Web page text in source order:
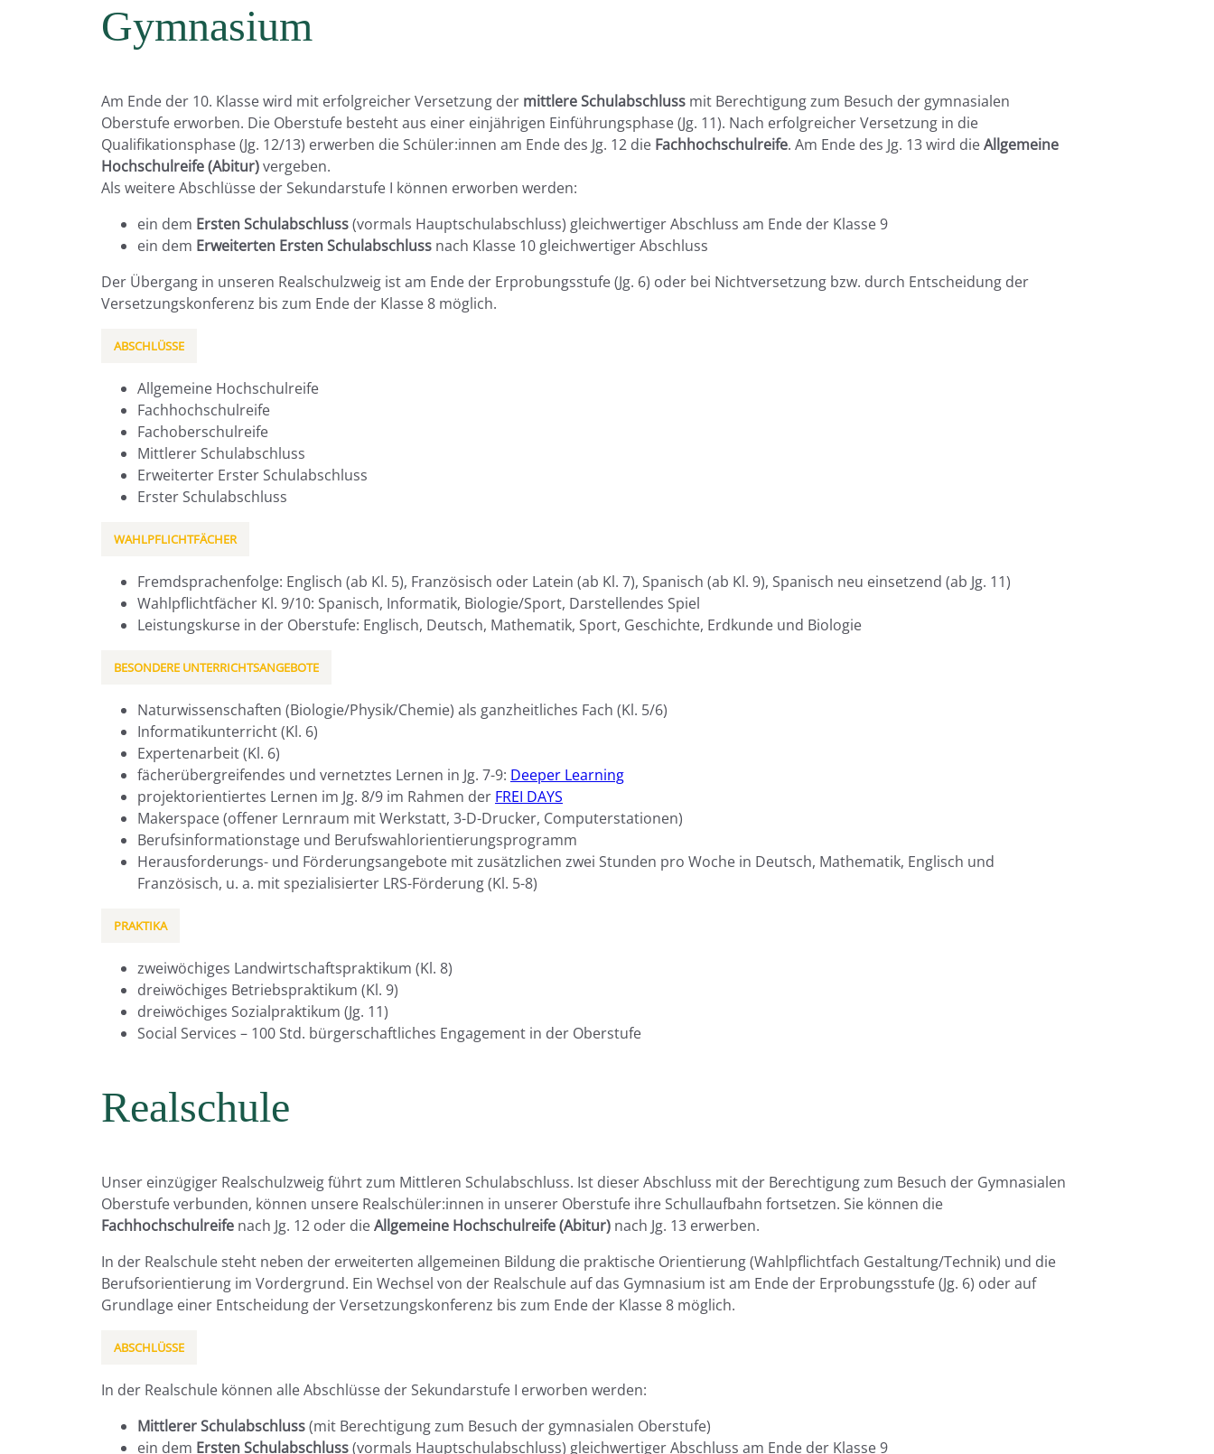
Gymnasium
Am Ende der 10. Klasse wird mit erfolgreicher Versetzung der mittlere Schulabschluss mit Berechtigung zum Besuch der gymnasialen
Oberstufe erworben. Die Oberstufe besteht aus einer einjährigen Einführungsphase (Jg. 11). Nach erfolgreicher Versetzung in die
Qualifikationsphase (Jg. 12/13) erwerben die Schüler:innen am Ende des Jg. 12 die Fachhochschulreife. Am Ende des Jg. 13 wird dieAllgemeine
Hochschulreife (Abitur)vergeben.
Als weitere Abschlüsse der Sekundarstufe I können erworben werden:
ein dem Ersten Schulabschluss(vormals Hauptschulabschluss) gleichwertiger Abschluss am Ende der Klasse 9
ein dem Erweiterten Ersten Schulabschluss nach Klasse 10 gleichwertiger Abschluss
Der Übergang in unseren Realschulzweig ist am Ende der Erprobungsstufe (Jg. 6) oder bei Nichtversetzung bzw. durch Entscheidung der
Versetzungskonferenz bis zum Ende der Klasse 8 möglich.
ABSCHLÜSSE
Allgemeine Hochschulreife
Fachhochschulreife
Fachoberschulreife
Mittlerer Schulabschluss
Erweiterter Erster Schulabschluss
Erster Schulabschluss
WAHLPFLICHTFÄCHER
Fremdsprachenfolge: Englisch (ab Kl. 5), Französisch oder Latein (ab Kl. 7), Spanisch (ab Kl. 9), Spanisch neu einsetzend (ab Jg. 11)
Wahlpflichtfächer Kl. 9/10: Spanisch, Informatik, Biologie/Sport, Darstellendes Spiel
Leistungskurse in der Oberstufe: Englisch, Deutsch, Mathematik, Sport, Geschichte, Erdkunde und Biologie
BESONDERE UNTERRICHTSANGEBOTE
Naturwissenschaften (Biologie/Physik/Chemie) als ganzheitliches Fach (Kl. 5/6)
Informatikunterricht (Kl. 6)
Expertenarbeit (Kl. 6)
fächerübergreifendes und vernetztes Lernen in Jg. 7-9: Deeper Learning
projektorientiertes Lernen im Jg. 8/9 im Rahmen der FREI DAYS
Makerspace (offener Lernraum mit Werkstatt, 3-D-Drucker, Computerstationen)
Berufsinformationstage und Berufswahlorientierungsprogramm
Herausforderungs- und Förderungsangebote mit zusätzlichen zwei Stunden pro Woche in Deutsch, Mathematik, Englisch und
Französisch, u. a. mit spezialisierter LRS-Förderung (Kl. 5-8)
PRAKTIKA
zweiwöchiges Landwirtschaftspraktikum (Kl. 8)
dreiwöchiges Betriebspraktikum (Kl. 9)
dreiwöchiges Sozialpraktikum (Jg. 11)
Social Services – 100 Std. bürgerschaftliches Engagement in der Oberstufe
Realschule
Unser einzügiger Realschulzweig führt zum Mittleren Schulabschluss. Ist dieser Abschluss mit der Berechtigung zum Besuch der Gymnasialen
Oberstufe verbunden, können unsere Realschüler:innen in unserer Oberstufe ihre Schullaufbahn fortsetzen. Sie können die
Fachhochschulreife nach Jg. 12 oder dieAllgemeine Hochschulreife (Abitur) nach Jg. 13 erwerben.
In der Realschule steht neben der erweiterten allgemeinen Bildung die praktische Orientierung (Wahlpflichtfach Gestaltung/Technik) und die
Berufsorientierung im Vordergrund. Ein Wechsel von der Realschule auf das Gymnasium ist am Ende der Erprobungsstufe (Jg. 6) oder auf
Grundlage einer Entscheidung der Versetzungskonferenz bis zum Ende der Klasse 8 möglich.
ABSCHLÜSSE
In der Realschule können alle Abschlüsse der Sekundarstufe I erworben werden:
Mittlerer Schulabschluss(mit Berechtigung zum Besuch der gymnasialen Oberstufe)
ein dem Ersten Schulabschluss(vormals Hauptschulabschluss) gleichwertiger Abschluss am Ende der Klasse 9